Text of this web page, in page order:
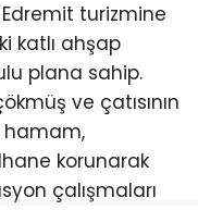
turizmine
katlı ahşap
plana sahip.
ve çatısının
hamam,
korunarak
çalışmaları